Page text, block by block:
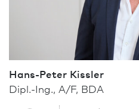
Hans-Peter Kissler
Dipl.-Ing., A/F, BDA